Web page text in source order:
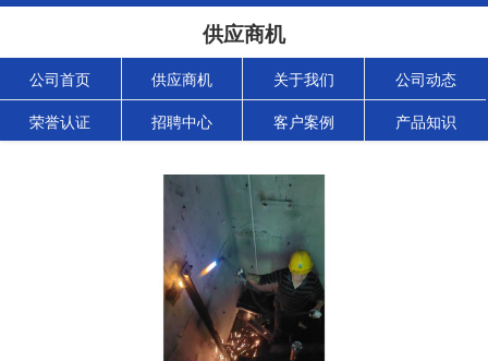
供应商机
公司首页 供应商机 关于我们 公司动态
荣誉认证 招聘中心 客户案例 产品知识